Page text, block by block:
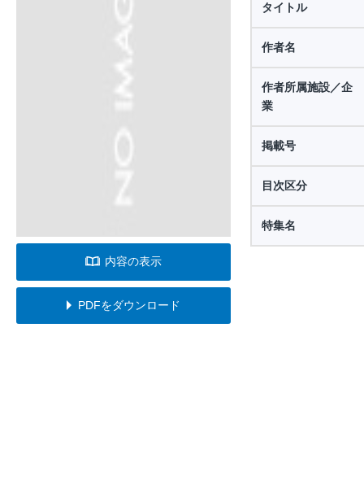
内容の表示
PDFをダウンロード
タイトル
作者名
作者所属施設／企
業
掲載号
目次区分
特集名